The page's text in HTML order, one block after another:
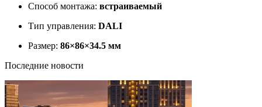
Способ монтажа: встраиваемый
Тип управления: DALI
Размер: 86×86×34.5 мм
Последние новости